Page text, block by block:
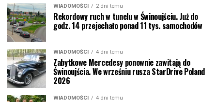
WIADOMOŚCI 2 dni temu
Rekordowy ruch w tunelu w Świnoujściu. Już do
godz. 14 przejechało ponad 11 tys. samochodów
WIADOMOŚCI 4 dni temu
Zabytkowe Mercedesy ponownie zawitają do
Świnoujścia. We wrześniu rusza StarDrive Poland
2026
WIADOMOŚCI 4 dni temu